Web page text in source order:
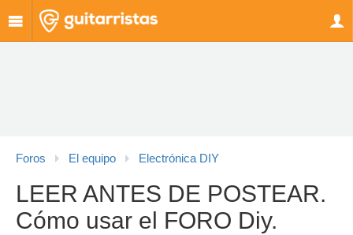
Foros El equipo Electrónica DIY
LEER ANTES DE POSTEAR.
Cómo usar el FORO Diy.